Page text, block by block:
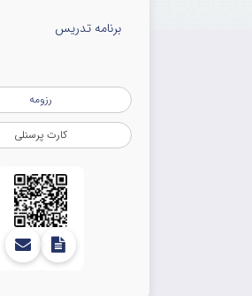
برنامه تدریس
رزومه
کارت پرسنلی